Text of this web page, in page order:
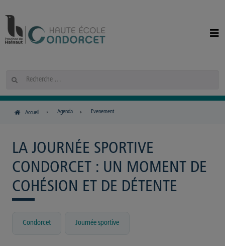
Rechercher
Accueil Agenda Evenement
LA JOURNÉE SPORTIVE
CONDORCET : UN MOMENT DE
COHÉSION ET DE DÉTENTE
Condorcet Journée sportive